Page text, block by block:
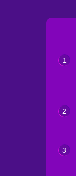
1
3
2